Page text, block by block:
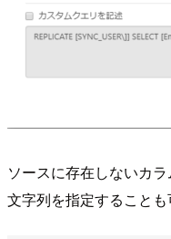
ソースに存在しないカ
文字列を指定することも